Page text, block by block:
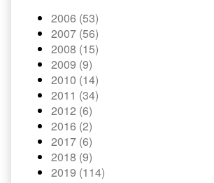
2006 (53)
2007 (56)
2008 (15)
2009 (9)
2010 (14)
2011 (34)
2012 (6)
2016 (2)
2017 (6)
2018 (9)
2019 (114)